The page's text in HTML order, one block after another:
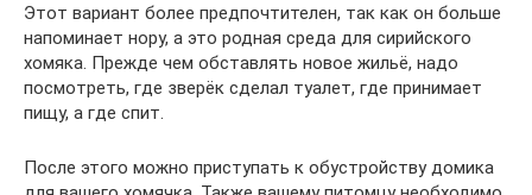
Этот вариант более предпочтителен, так как он больше
напоминает нору, а это родная среда для сирийского
хомяка. Прежде чем обставлять новое жильё, надо
посмотреть, где зверёк сделал туалет, где принимает
пищу, а где спит.
После этого можно приступать к обустройству домика